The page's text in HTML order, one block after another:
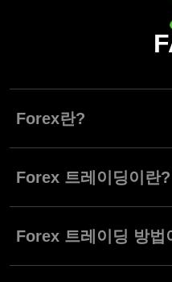
Forex란?
개인은 통화를 사고 팝니다.
Forex 트레이딩이란?
통화를 사고 파는 것으로 구성
Forex 트레이딩 방법